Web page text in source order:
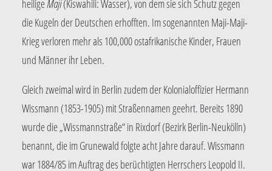
heiligeMaji(Kiswahili: Wasser), von dem sie sich Schutz gegen
die Kugeln der Deutschen erhofften. Im sogenannten Maji-Maji-
Krieg verloren mehr als 100,000 ostafrikanische Kinder, Frauen
und Männer ihr Leben.
Gleich zweimal wird in Berlin zudem der Kolonialoffizier Hermann
Wissmann (1853-1905) mit Straßennamen geehrt. Bereits 1890
wurde die „Wissmannstraße“ in Rixdorf (Bezirk Berlin-Neukölln)
benannt, die im Grunewald folgte acht Jahre darauf. Wissmann
war 1884/85 im Auftrag des berüchtigten Herrschers Leopold II.